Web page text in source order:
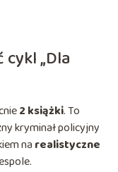
„Dla
2 książki. To
kryminał policyjny
na realistyczne